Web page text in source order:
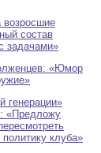
возросшие
состав
задачами»
«Юмор
генерации»
«Предложу
клуба»